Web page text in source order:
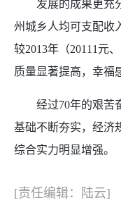
发展的成果更充分
州城乡人均可支配收
较2013年（20111元
质量显著提高，幸福
经过70年的艰苦奋
基础不断夯实，经济
综合实力明显增强。
[责任编辑：陆云]